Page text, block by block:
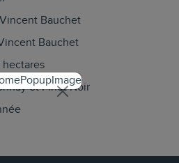
Bauchet
Bauchet
hectares
et Pinot Noir